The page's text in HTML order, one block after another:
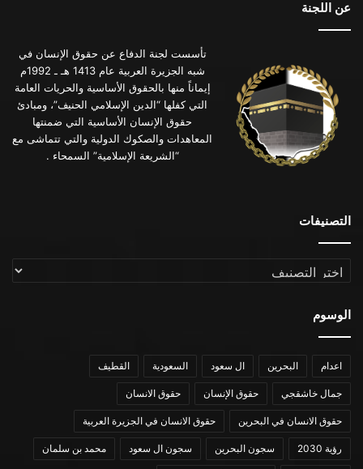
عن اللجنة
تأسست لجنة الدفاع عن حقوق الإنسان في
شبه الجزيرة العربية عام 1413 هـ ـ 1992م
إيماناً منها بالحقوق الأساسية والحريات العامة
التي كفلها “الدين الإسلامي الحنيف”، ومبادئ
حقوق الإنسان الأساسية التي ضمنتها
المعاهدات والصكوك الدولية والتي تتماشى مع
“الشريعة الإسلامية” السمحاء .
التصنيفات
التصنيفات
الوسوم
اعدام البحرين ال سعود السعودية القطيف
جمال خاشقجي حقوق الإنسان حقوق الانسان
حقوق الانسان في البحرين حقوق الانسان في الجزيرة العربية
رؤية 2030 سجون البحرين سجون ال سعود محمد بن سلمان